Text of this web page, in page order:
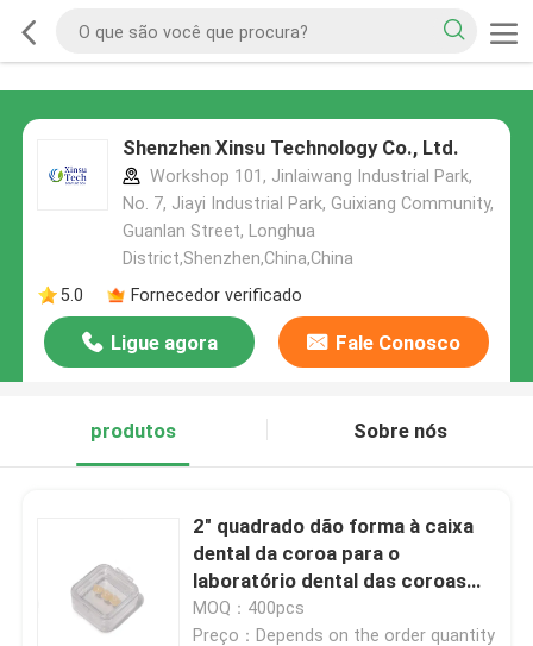
Shenzhen Xinsu Technology Co., Ltd.
Workshop 101, Jinlaiwang Industrial Park,
No. 7, Jiayi Industrial Park, Guixiang Community,
Guanlan Street, Longhua
District,Shenzhen,China,China
5.0
Fornecedor verificado
Ligue agora Fale Conosco
produtos Sobre nós
2" quadrado dão forma à caixa
dental da coroa para o
laboratório dental das coroas
cerâmicas
MOQ：400pcs
Preço：Depends on the order quantity